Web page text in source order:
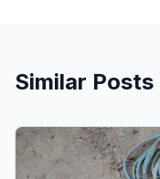
Similar Posts